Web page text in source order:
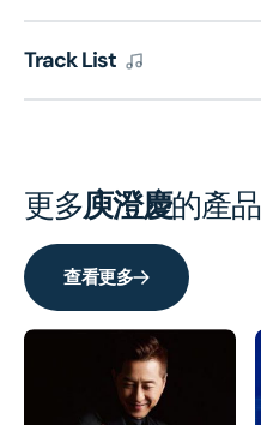
Track List
更多庾澄慶的產品
查看更多